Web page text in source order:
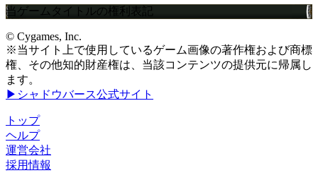
当ゲームタイトルの権利表記
© Cygames, Inc.
※当サイト上で使用しているゲーム画像の著作権および商標
権、その他知的財産権は、当該コンテンツの提供元に帰属し
ます。
▶シャドウバース公式サイト
トップ
ヘルプ
運営会社
採用情報